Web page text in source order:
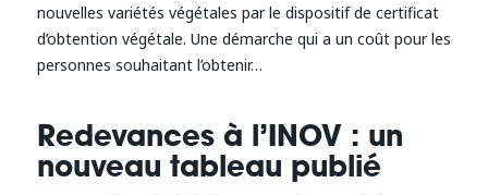
nouvelles variétés végétales par le dispositif de certificat
d’obtention végétale. Une démarche qui a un coût pour les
personnes souhaitant l’obtenir…
Redevances à l’INOV : un
nouveau tableau publié